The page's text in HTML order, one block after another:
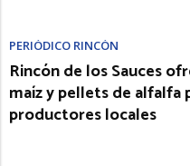
PERIÓDICO RINCÓN
Rincón de los Sauces
maíz y pellets de alfalfa
productores locales